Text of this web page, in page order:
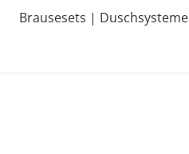
Brausesets | Duschsysteme